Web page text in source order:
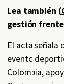
Lea también (
gestión frente
El acta señala
evento
Colombia,